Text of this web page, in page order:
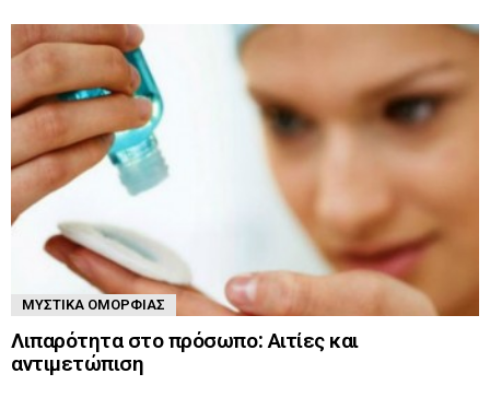
ΜΥΣΤΙΚΆ ΟΜΟΡΦΙΆΣ
Λιπαρότητα στο πρόσωπο: Αιτίες και
αντιμετώπιση